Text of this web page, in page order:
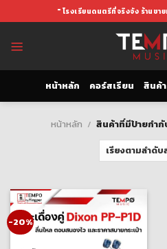
to
" โรงเรียนดนตรีที่จริงจัง ร้านขา
หน้าหลัก คอร์สเรียน สินค้า
หน้าหลัก / สินค้าที่มีป้ายกำกั
-20%